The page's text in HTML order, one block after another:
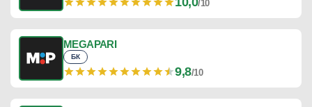
/10
MEGAPARI
БК
9,8/10